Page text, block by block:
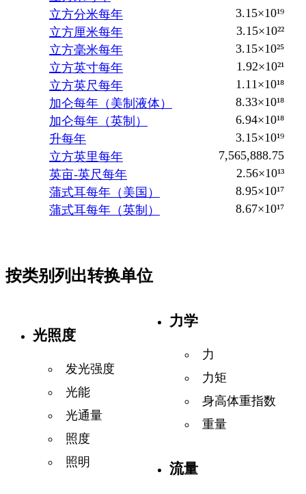
立方分米每年
3.15×10¹⁹
立方厘米每年
3.15×10²²
立方毫米每年
3.15×10²⁵
立方英寸每年
1.92×10²¹
立方英尺每年
1.11×10¹⁸
加仑每年（美制液体）
8.33×10¹⁸
加仑每年（英制）
6.94×10¹⁸
升每年
3.15×10¹⁹
立方英里每年
7,565,888.75
英亩-英尺每年
2.56×10¹³
蒲式耳每年（美国）
8.95×10¹⁷
蒲式耳每年（英制）
8.67×10¹⁷
按类别列出转换单位
光照度
发光强度
光能
光通量
照度
照明
力学
力
力矩
身高体重指数
重量
流量